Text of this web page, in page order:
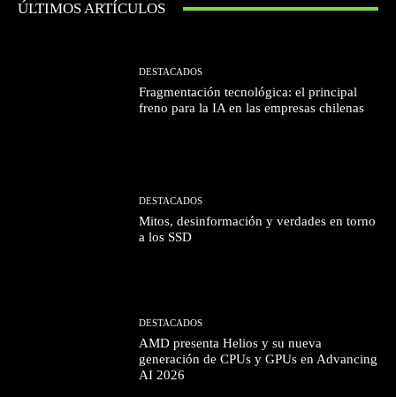
ÚLTIMOS ARTÍCULOS
DESTACADOS
Fragmentación tecnológica: el principal
freno para la IA en las empresas chilenas
DESTACADOS
Mitos, desinformación y verdades en torno
a los SSD
DESTACADOS
AMD presenta Helios y su nueva
generación de CPUs y GPUs en Advancing
AI 2026